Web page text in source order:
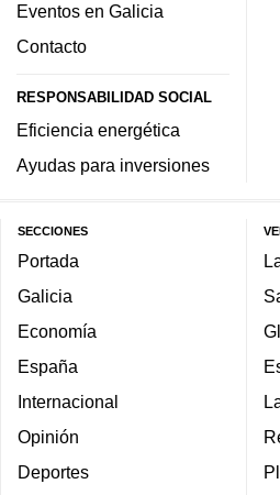
Eventos en Galicia
Contacto
RESPONSABILIDAD SOCIAL
Eficiencia energética
Ayudas para inversiones
SECCIONES
Portada
Galicia
Economía
España
Internacional
Opinión
Deportes